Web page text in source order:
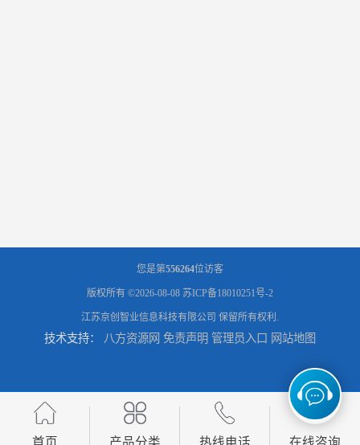
您是第556264位访客
版权所有 ©2026-08-08 苏ICP备18010251号-2
江苏京创智业信息科技有限公司 保留所有权利.
技术支持： 八方资源网 免责声明 管理员入口 网站地图
首页 产品分类 热线电话 在线咨询